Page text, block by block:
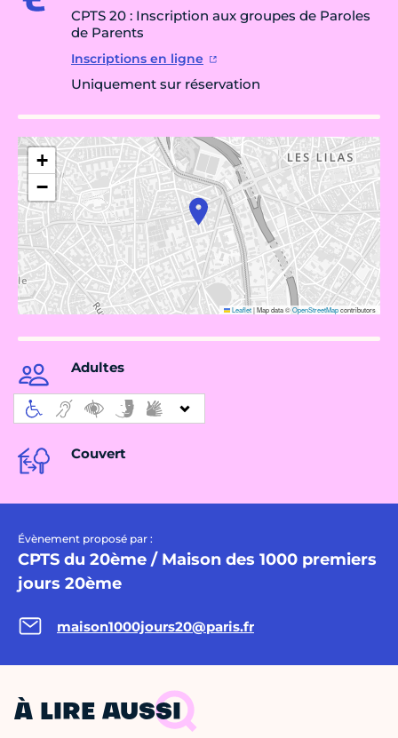
CPTS 20 : Inscription aux groupes de Paroles
de Parents
Inscriptions en ligne
Uniquement sur réservation
+
−
Leaflet|Map data ©OpenStreetMapcontributors
Adultes
Couvert
Évènement proposé par :
CPTS du 20ème / Maison des 1000 premiers
jours 20ème
maison1000jours20@paris.fr
À LIRE AUSSI